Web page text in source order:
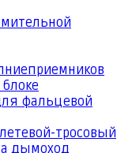
фальцевой
тросовый
дымоход